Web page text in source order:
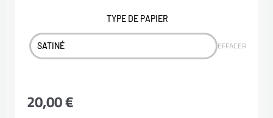
TYPE DE PAPIER
EFFACER
20,00€